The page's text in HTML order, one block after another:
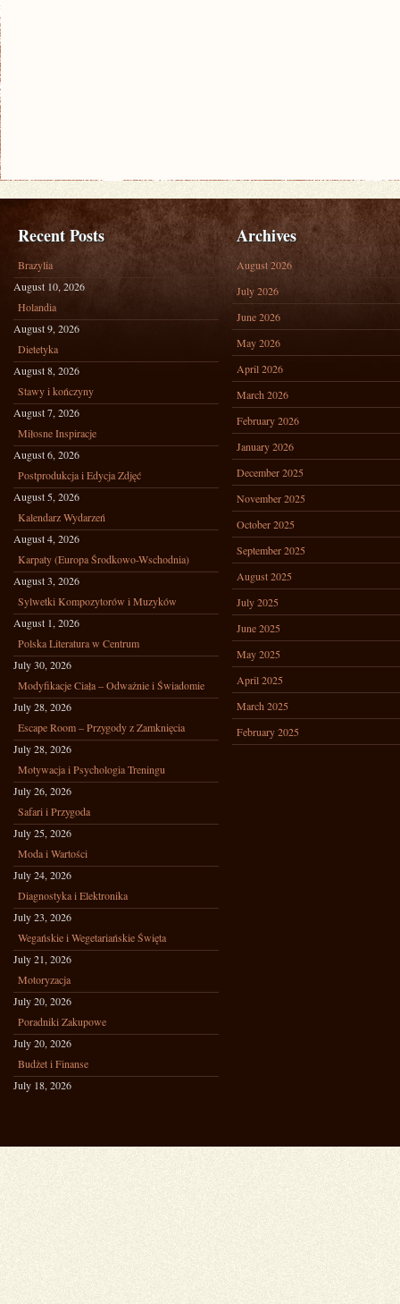
Recent Posts
Brazylia
August 10, 2026
Holandia
August 9, 2026
Dietetyka
August 8, 2026
Stawy i kończyny
August 7, 2026
Miłosne Inspiracje
August 6, 2026
Postprodukcja i Edycja Zdjęć
August 5, 2026
Kalendarz Wydarzeń
August 4, 2026
Karpaty (Europa Środkowo-Wschodnia)
August 3, 2026
Sylwetki Kompozytorów i Muzyków
August 1, 2026
Polska Literatura w Centrum
July 30, 2026
Modyfikacje Ciała – Odważnie i Świadomie
July 28, 2026
Escape Room – Przygody z Zamknięcia
July 28, 2026
Motywacja i Psychologia Treningu
July 26, 2026
Safari i Przygoda
July 25, 2026
Moda i Wartości
July 24, 2026
Diagnostyka i Elektronika
July 23, 2026
Wegańskie i Wegetariańskie Święta
July 21, 2026
Motoryzacja
July 20, 2026
Poradniki Zakupowe
July 20, 2026
Budżet i Finanse
July 18, 2026
Archives
August 2026
July 2026
June 2026
May 2026
April 2026
March 2026
February 2026
January 2026
December 2025
November 2025
October 2025
September 2025
August 2025
July 2025
June 2025
May 2025
April 2025
March 2025
February 2025